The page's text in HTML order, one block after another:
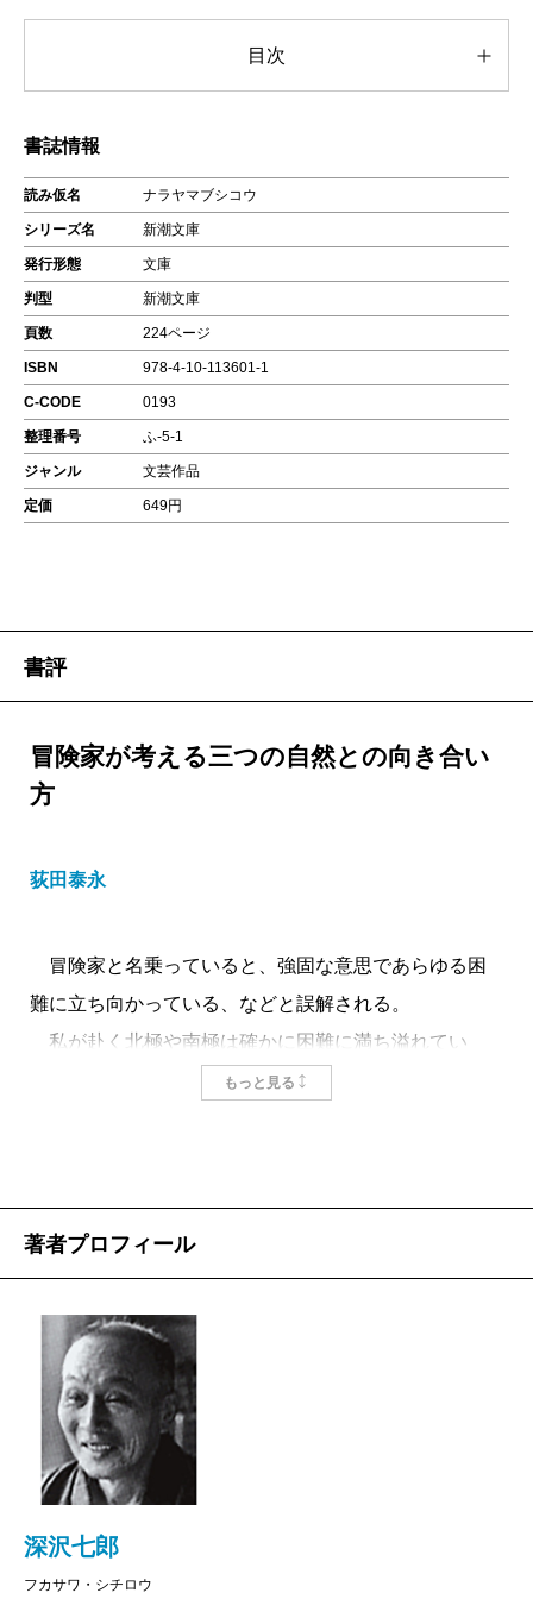
目次
書誌情報
読み仮名 ナラヤマブシコウ
シリーズ名 新潮文庫
発行形態 文庫
判型 新潮文庫
頁数 224ページ
ISBN 978-4-10-113601-1
C-CODE 0193
整理番号 ふ-5-1
ジャンル 文芸作品
定価 649円
書評
冒険家が考える三つの自然との向き合い
方
荻田泰永
冒険家と名乗っていると、強固な意思であらゆる困
難に立ち向かっている、などと誤解される。
私が赴く北極や南極は確かに困難に満ち溢れてい
る。しかし、人間の意思は自然には到底敵わない。私
『無人島に生きる十六人』は、明治時代のサバイバル
小島では井戸も掘れず、食べられそうな植物もない。
そこから十六人の創意工夫のサバイバル生活が始ま
る。
もっと見る
著者プロフィール
深沢七郎
フカサワ・シチロウ